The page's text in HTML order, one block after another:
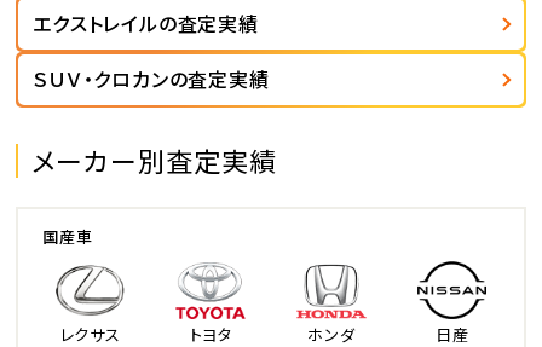
エクストレイルの査定実績
ＳＵＶ・クロカンの査定実績
メーカー別査定実績
国産車
レクサス トヨタ ホンダ 日産